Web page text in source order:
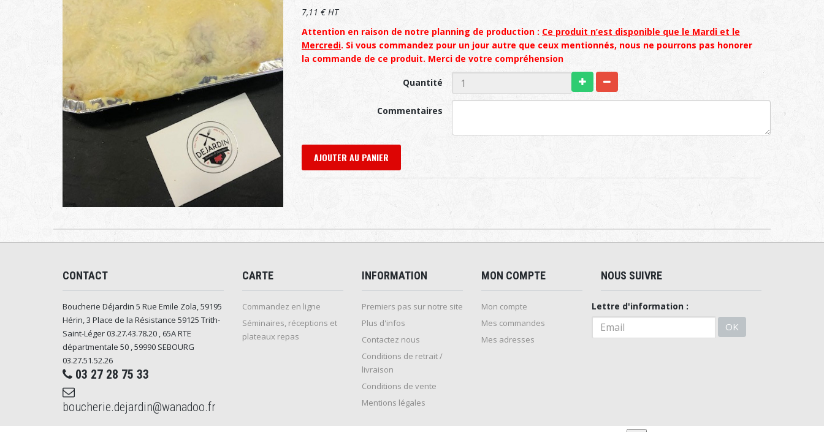
7,11 € HT
Attention en raison de notre planning de production : Ce produit n’est disponible que le Mardi et le
Mercredi. Si vous commandez pour un jour autre que ceux mentionnés, nous ne pourrons pas honorer
la commande de ce produit. Merci de votre compréhension
Quantité
Commentaires
AJOUTER AU PANIER
CONTACT
Boucherie Déjardin 5 Rue Emile Zola, 59195
Hérin, 3 Place de la Résistance 59125 Trith-
Saint-Léger 03.27.43.78.20 , 65A RTE
départmentale 50 , 59990 SEBOURG
03.27.51.52.26
03 27 28 75 33
boucherie.dejardin@wanadoo.fr
CARTE
Commandez en ligne
Séminaires, réceptions et
plateaux repas
INFORMATION
Premiers pas sur notre site
Plus d'infos
Contactez nous
Conditions de retrait /
livraison
Conditions de vente
Mentions légales
MON COMPTE
Mon compte
Mes commandes
Mes adresses
NOUS SUIVRE
Lettre d'information :
OK